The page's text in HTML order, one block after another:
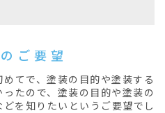
ご要望
てで、塗装の目的や塗装する
たので、塗装の目的や塗装の
を知りたいというご要望でし